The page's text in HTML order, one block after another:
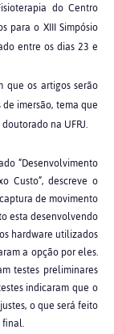
do Centro
para o XIII Simpósio
entre os dias 23 e
que os artigos serão
imersão, tema que
na UFRJ.
“Desenvolvimento
Custo”, descreve o
de movimento
esta desenvolvendo
hardware utilizados
a opção por eles.
testes preliminares
indicaram que o
o que será feito